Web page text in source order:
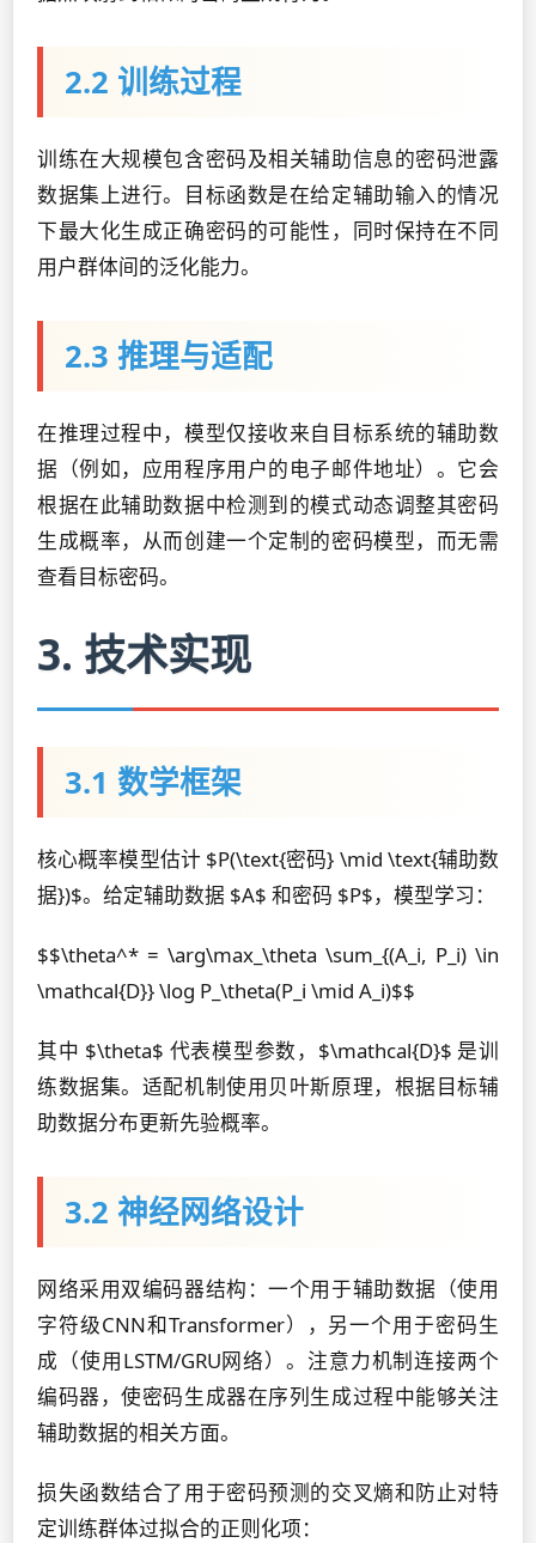
2.2 训练过程
训练在大规模包含密码及相关辅助信息的密码泄露
数据集上进行。目标函数是在给定辅助输入的情况
下最大化生成正确密码的可能性，同时保持在不同
用户群体间的泛化能力。
2.3 推理与适配
在推理过程中，模型仅接收来自目标系统的辅助数
据（例如，应用程序用户的电子邮件地址）。它会
根据在此辅助数据中检测到的模式动态调整其密码
生成概率，从而创建一个定制的密码模型，而无需
查看目标密码。
3. 技术实现
3.1 数学框架
核心概率模型估计 $P(\text{密码} \mid \text{辅助数
据})$。给定辅助数据 $A$ 和密码 $P$，模型学习：
$$\theta^* = \arg\max_\theta \sum_{(A_i, P_i) \in
\mathcal{D}} \log P_\theta(P_i \mid A_i)$$
其中 $\theta$ 代表模型参数，$\mathcal{D}$ 是训
练数据集。适配机制使用贝叶斯原理，根据目标辅
助数据分布更新先验概率。
3.2 神经网络设计
网络采用双编码器结构：一个用于辅助数据（使用
字符级CNN和Transformer），另一个用于密码生
成（使用LSTM/GRU网络）。注意力机制连接两个
编码器，使密码生成器在序列生成过程中能够关注
辅助数据的相关方面。
损失函数结合了用于密码预测的交叉熵和防止对特
定训练群体过拟合的正则化项：